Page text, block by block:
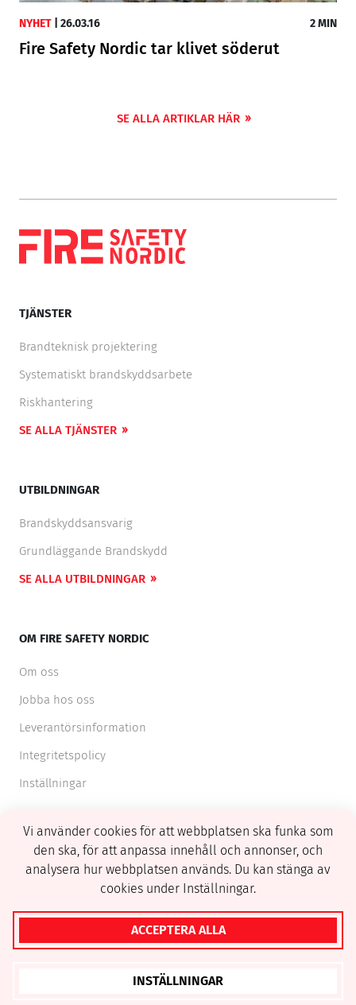
NYHET 26.03.16 2 MIN
Fire Safety Nordic tar klivet söderut
SE ALLA ARTIKLAR HÄR
TJÄNSTER
Brandteknisk projektering
Systematiskt brandskyddsarbete
Riskhantering
SE ALLA TJÄNSTER
UTBILDNINGAR
Brandskyddsansvarig
Grundläggande Brandskydd
SE ALLA UTBILDNINGAR
OM FIRE SAFETY NORDIC
Om oss
Jobba hos oss
Leverantörsinformation
Integritetspolicy
Inställningar
© 2026 FSN. All right reserved.
Vi använder cookies för att webbplatsen ska funka som
den ska, för att anpassa innehåll och annonser, och
analysera hur webbplatsen används. Du kan stänga av
cookies under Inställningar.
ACCEPTERA ALLA
INSTÄLLNINGAR